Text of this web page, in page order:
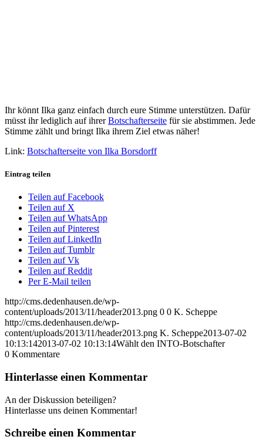
Ihr könnt Ilka ganz einfach durch eure Stimme unterstützen. Dafür
müsst ihr lediglich auf ihrerBotschafterseite für sie abstimmen. Jede
Stimme zählt und bringt Ilka ihrem Ziel etwas näher!
Link: Botschafterseite von Ilka Borsdorff
Eintrag teilen
Teilen auf Facebook
Teilen auf X
Teilen auf WhatsApp
Teilen auf Pinterest
Teilen auf LinkedIn
Teilen auf Tumblr
Teilen auf Vk
Teilen auf Reddit
Per E-Mail teilen
http://cms.dedenhausen.de/wp-
content/uploads/2013/11/header2013.png 0 0 K. Scheppe
http://cms.dedenhausen.de/wp-
content/uploads/2013/11/header2013.png K. Scheppe2013-07-02
10:13:142013-07-02 10:13:14Wählt den INTO-Botschafter
0 Kommentare
Hinterlasse einen Kommentar
An der Diskussion beteiligen?
Hinterlasse uns deinen Kommentar!
Schreibe einen Kommentar